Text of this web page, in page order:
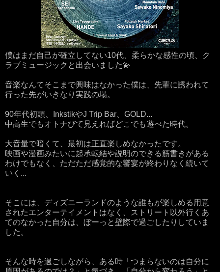
僕はまだ自己が確立してない10代、柔らかな感性の頃、ク
ラブミュージックと出会いました💫
音楽なんてそこまで興味はなかった僕は、先輩に誘われて
行った先がいきなり実践の場。
90年代初頭、InkstikやJ Trip Bar、GOLD...
中高生でもオトナびて見えればどこでも遊べた時代。
大音量で暗くて、最初は正直楽しめなかったです。
映画や漫画みたいに起承転結や説明のできる筋書きがある
わけでもなく、ただただ感覚的な饗宴が終わりなく続いて
いく...
そこには、ディズニーランドのような誰もが楽しめる用意
されたエンターテイメントはなく、ストリート以外行くあ
てのなかった自分は、ぼーっと壁際で過ごしたりしていま
した。
そんな時を過ごしながら、ある時「つまらないのは自分に